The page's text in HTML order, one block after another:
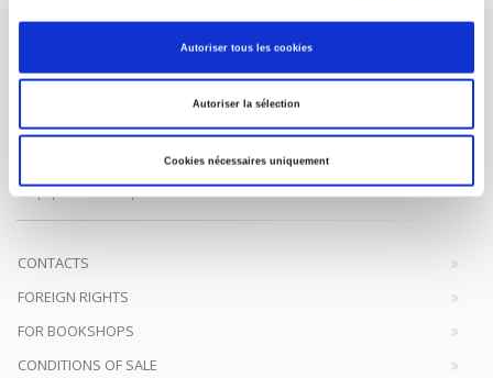
Autoriser tous les cookies
Autoriser la sélection
Cookies nécessaires uniquement
SCIENCES PO UNIVERSITY PRESS has a threefold role: to publish
original research, to edit reference works for student use, and to
help public and political debate.continue
CONTACTS
FOREIGN RIGHTS
FOR BOOKSHOPS
CONDITIONS OF SALE